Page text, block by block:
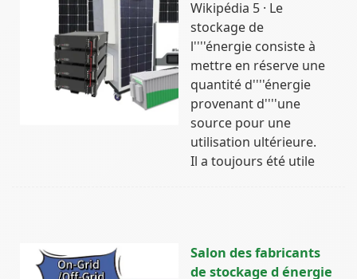
Wikipédia 5 · Le
stockage de
l''''énergie consiste à
mettre en réserve une
quantité d''''énergie
provenant d''''une
source pour une
utilisation ultérieure.
Il a toujours été utile
Salon des fabricants
de stockage d énergie